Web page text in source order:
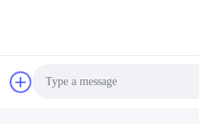
info@chemfineinternational.com